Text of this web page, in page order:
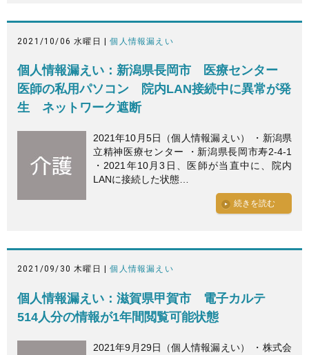
2021/10/06 水曜日 |個人情報漏えい
個人情報漏えい：新潟県長岡市 医療センター
医師の私用パソコン 院内LAN接続中に異常が発
生 ネットワーク遮断
2021年10月5日（個人情報漏えい） ・新潟県
立精神医療センター ・新潟県長岡市寿2-4-1
・2021年10月3日、医師が当直中に、院内
LANに接続した状態…
続きを読む
2021/09/30 木曜日 |個人情報漏えい
個人情報漏えい：滋賀県甲賀市 電子カルテ
514人分の情報が1年間閲覧可能状態
2021年9月29日（個人情報漏えい） ・株式会